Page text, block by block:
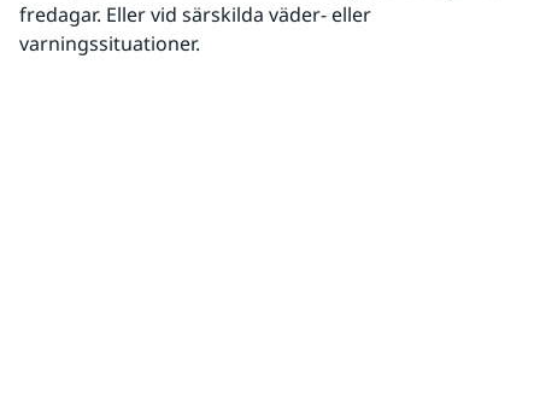
fredagar. Eller vid särskilda väder- eller
varningssituationer.